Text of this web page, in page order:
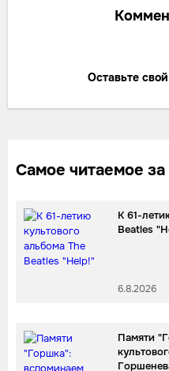
Оставьте
Самое читаемое
К 61-
Beatles
6.8.2026
Памяти